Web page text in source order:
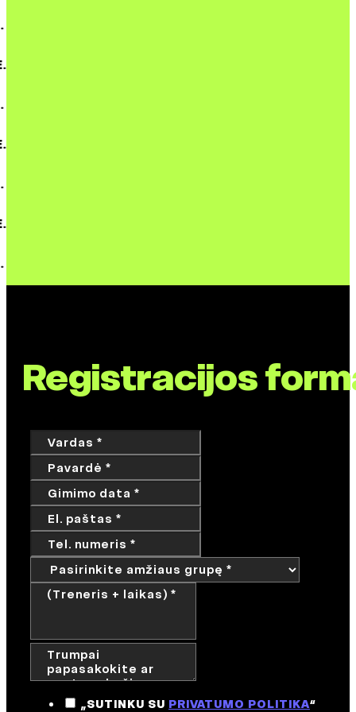
Registracijos
„SUTINKU SU PRIVATUMO POLITIKA“